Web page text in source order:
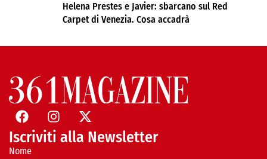
Helena Prestes e Javier: sbarcano sul Red
Carpet di Venezia. Cosa accadrà
Iscriviti alla Newsletter
Nome